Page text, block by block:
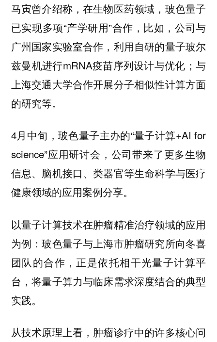
马寅曾介绍称，在生物医药领域，玻色量子
已实现多项“产学研用”合作，比如，公司与
广州国家实验室合作，利用自研的量子玻尔
兹曼机进行mRNA疫苗序列设计与优化；与
上海交通大学合作开展分子相似性计算方面
的研究等。
4月中旬，玻色量子主办的“量子计算+AI for
science”应用研讨会，公司带来了更多生物
信息、脑机接口、类器官等生命科学与医疗
健康领域的应用案例分享。
以量子计算技术在肿瘤精准治疗领域的应用
为例：玻色量子与上海市肿瘤研究所向冬喜
团队的合作，正是依托相干光量子计算平
台，将量子算力与临床需求深度结合的典型
实践。
从技术原理上看，肿瘤诊疗中的许多核心问